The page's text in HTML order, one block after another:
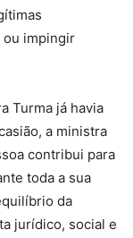
ou impingir
Turma já havia
a ministra
contribui para
toda a sua
da
jurídico, social e